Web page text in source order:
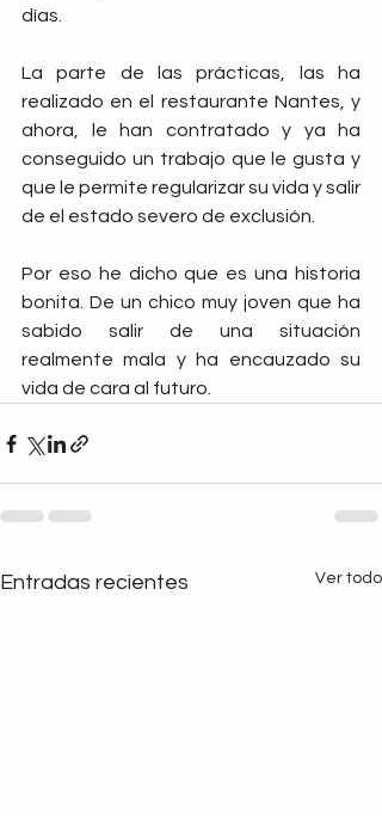
días.
La parte de las prácticas, las ha
realizado en el restaurante Nantes, y
ahora, le han contratado y ya ha
conseguido un trabajo que le gusta y
que le permite regularizar su vida y salir
de el estado severo de exclusión.
Por eso he dicho que es una historia
bonita. De un chico muy joven que ha
sabido salir de una situación
realmente mala y ha encauzado su
vida de cara al futuro.
Entradas recientes Ver todo